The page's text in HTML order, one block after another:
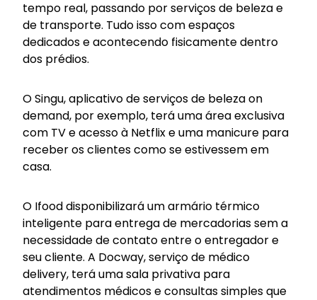
tempo real, passando por serviços de beleza e
de transporte. Tudo isso com espaços
dedicados e acontecendo fisicamente dentro
dos prédios.
O Singu, aplicativo de serviços de beleza on
demand, por exemplo, terá uma área exclusiva
com TV e acesso à Netflix e uma manicure para
receber os clientes como se estivessem em
casa.
O Ifood disponibilizará um armário térmico
inteligente para entrega de mercadorias sem a
necessidade de contato entre o entregador e
seu cliente. A Docway, serviço de médico
delivery, terá uma sala privativa para
atendimentos médicos e consultas simples que